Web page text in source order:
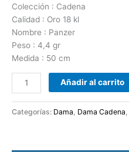
Colección : Cadena
Calidad : Oro 18 kl
Nombre : Panzer
Peso : 4,4 gr
Medida : 50 cm
Añadir al carrito
Categorías: Dama Dama Cadena